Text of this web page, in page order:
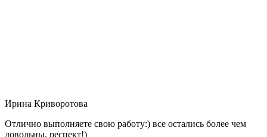
Ирина Криворотова
Отлично выполняете свою работу:) все остались более чем
довольны, респект!)